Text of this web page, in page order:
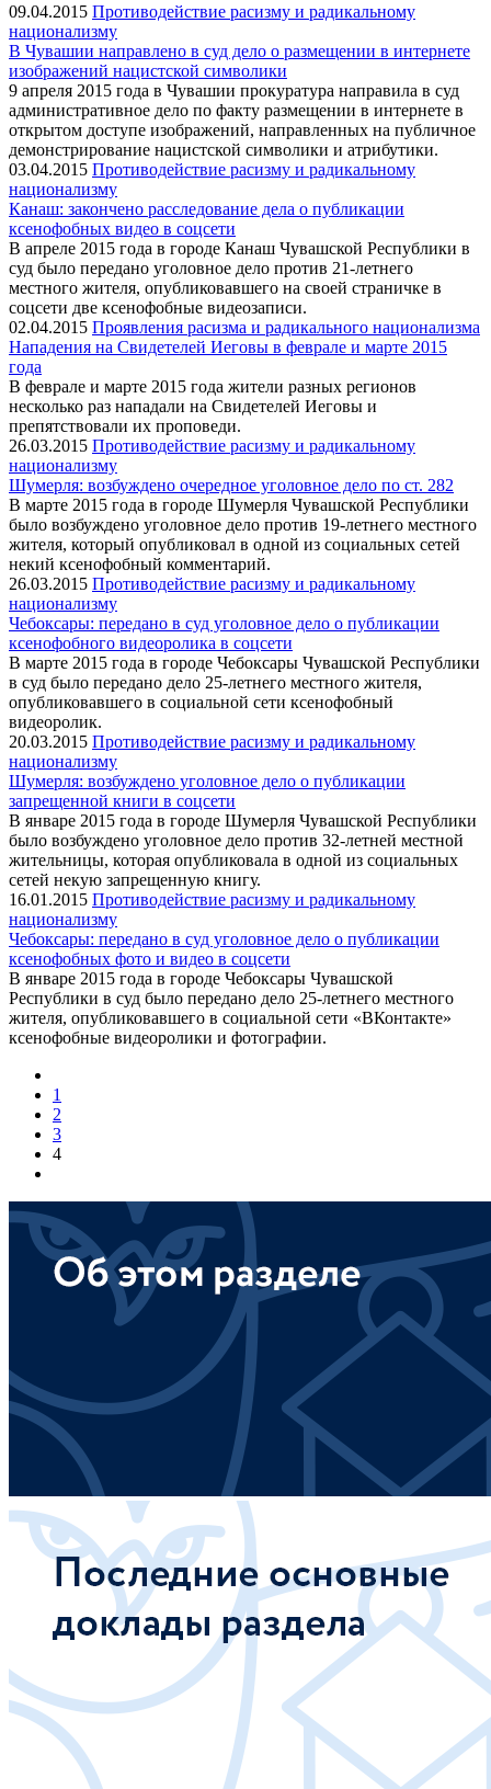
09.04.2015 Противодействие расизму и радикальному
национализму
В Чувашии направлено в суд дело о размещении в интернете
изображений нацистской символики
9 апреля 2015 года в Чувашии прокуратура направила в суд
административное дело по факту размещении в интернете в
открытом доступе изображений, направленных на публичное
демонстрирование нацистской символики и атрибутики.
03.04.2015 Противодействие расизму и радикальному
национализму
Канаш: закончено расследование дела о публикации
ксенофобных видео в соцсети
В апреле 2015 года в городе Канаш Чувашской Республики в
суд было передано уголовное дело против 21-летнего
местного жителя, опубликовавшего на своей страничке в
соцсети две ксенофобные видеозаписи.
02.04.2015 Проявления расизма и радикального национализма
Нападения на Свидетелей Иеговы в феврале и марте 2015
года
В феврале и марте 2015 года жители разных регионов
несколько раз нападали на Свидетелей Иеговы и
препятствовали их проповеди.
26.03.2015 Противодействие расизму и радикальному
национализму
Шумерля: возбуждено очередное уголовное дело по ст. 282
В марте 2015 года в городе Шумерля Чувашской Республики
было возбуждено уголовное дело против 19-летнего местного
жителя, который опубликовал в одной из социальных сетей
некий ксенофобный комментарий.
26.03.2015 Противодействие расизму и радикальному
национализму
Чебоксары: передано в суд уголовное дело о публикации
ксенофобного видеоролика в соцсети
В марте 2015 года в городе Чебоксары Чувашской Республики
в суд было передано дело 25-летнего местного жителя,
опубликовавшего в социальной сети ксенофобный
видеоролик.
20.03.2015 Противодействие расизму и радикальному
национализму
Шумерля: возбуждено уголовное дело о публикации
запрещенной книги в соцсети
В январе 2015 года в городе Шумерля Чувашской Республики
было возбуждено уголовное дело против 32-летней местной
жительницы, которая опубликовала в одной из социальных
сетей некую запрещенную книгу.
16.01.2015 Противодействие расизму и радикальному
национализму
Чебоксары: передано в суд уголовное дело о публикации
ксенофобных фото и видео в соцсети
В январе 2015 года в городе Чебоксары Чувашской
Республики в суд было передано дело 25-летнего местного
жителя, опубликовавшего в социальной сети «ВКонтакте»
ксенофобные видеоролики и фотографии.
1
2
3
4